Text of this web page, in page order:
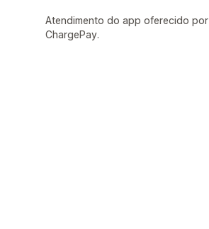
Atendimento do app oferecido por
ChargePay.